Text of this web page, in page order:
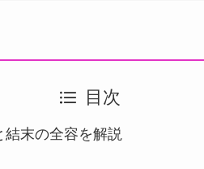
目次
末の全容を解説